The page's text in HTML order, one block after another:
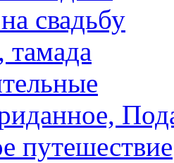
свадьбу
путешествие